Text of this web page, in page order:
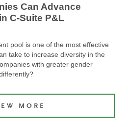
Can Advance
C-Suite P&L
pool is one of the most effective
take to increase diversity in the
with greater gender
MORE